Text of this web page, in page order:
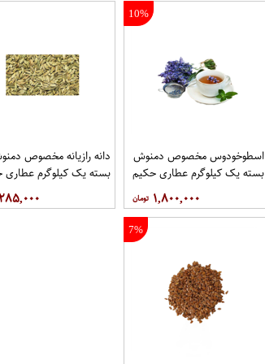
10%
اسطوخودوس مخصوص دمنوش
بسته یک کیلوگرم عطاری حکیم
۱,۸۰۰,۰۰۰
دانه رازیانه مخصوص
بسته یک کیلوگرم عطاری
۲۸۵,۰۰۰
7%